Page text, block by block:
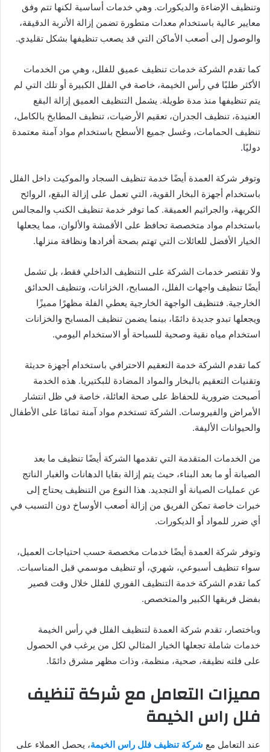
وتنظيف الإضاءة والديكورات. وهي خدمات أساسية لكنها تتم وفق
معايير عالية باستخدام معدات متطورة تضمن إزالة الأتربة الدقيقة،
والوصول إلى أصعب الأماكن التي قد يصعب تنظيفها بشكل تقليدي.
كما تقدم الشركة خدمات تنظيف عميق للفلل، وهي من الخدمات
الأكثر طلبًا في رأس الخيمة، خاصة في الفلل الكبيرة أو تلك التي لم
يتم تنظيفها منذ مدة طويلة. يشمل التنظيف العميق إزالة البقع
العنيدة، تنظيف الجدران، تعقيم الأرضيات، تنظيف المطابخ بالكامل،
تنظيف الحمامات، وغسل جميع الأسطح باستخدام مواد آمنة معتمدة
دوليًا.
وتوفر شركة العمدة أيضًا خدمة تنظيف السجاد والموكيت داخل الفلل
باستخدام أجهزة البخار القوية، التي تعمل على إزالة البقع، الروائح
الكريهة، والجراثيم العميقة. كما توفر خدمة تنظيف الكنب والمجالس
باستخدام مواد متخصصة تحافظ على الأقمشة والألوان، مما يجعلها
الخيار الأفضل للعائلات التي تهتم بصحة أفرادها ونظافة منزلها.
ولا تقتصر خدمات الشركة على التنظيف الداخلي فقط، بل تشمل
أيضًا تنظيف واجهات الفلل، المسابح، الخزانات، وتنظيف الحدائق
الخارجية. فتنظيف الواجهة الخارجية يعطي الفلة مظهرًا مميزًا
ويجعلها تبدو جديدة دائمًا، بينما يضمن تنظيف المسابح والخزانات
استخدام مياه نقية وصحية للسباحة أو الاستخدام اليومي.
كما تقدم الشركة خدمة التعقيم الاحترافي باستخدام أجهزة حديثة
وتقنيات التعقيم بالبخار والمواد المضادة للبكتيريا. هذه الخدمة
أصبحت ضرورية للحفاظ على صحة العائلة، خاصة في ظل انتشار
الأمراض والفيروسات. الشركة تستخدم مواد آمنة تمامًا على الأطفال
والحيوانات الأليفة.
من الخدمات المتقدمة التي تقدمها الشركة أيضًا تنظيف ما بعد
الصيانة أو ما بعد البناء، حيث يتم إزالة بقايا الدهانات والغبار الناتج
عن عمليات الصيانة أو التجديد. هذا النوع من التنظيف يحتاج إلى
خبرات خاصة تمكن الفريق من إزالة أصعب الأوساخ دون التسبب في
أي ضرر للمواد أو الديكورات.
وتوفر شركة العمدة أيضًا خدمات مخصصة حسب احتياجات العميل،
سواء تنظيف أسبوعي، شهري، أو تنظيف موسمي قبل المناسبات.
كما تقدم الشركة خدمة التنظيف الفوري للفلل خلال وقت قصير
بفضل فريقها الكبير والمتخصص.
وباختصار، تقدم شركة العمدة لتنظيف الفلل في رأس الخيمة
خدمات شاملة تجعلها الخيار المثالي لكل من يرغب في الحصول
على فلته نظيفة، صحية، منظمة، وذات مظهر مشرق دائمًا.
مميزات التعامل مع شركة تنظيف
فلل راس الخيمة
عند التعامل مع شركة تنظيف فلل راس الخيمة، يحصل العملاء على